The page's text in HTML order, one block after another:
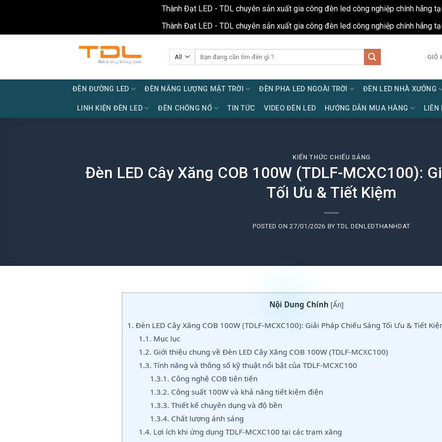
Thành Đạt LED - TDL chuyên sản xuất gia công đèn led công nghiệp chính hãng
Thành Đạt LED - TDL chuyên sản xuất gia công đèn led công nghiệp chính hãng
kiếm:
GIỎ
ĐÈN ĐƯỜNG LED ĐÈN NĂNG LƯỢNG MẶT TRỜI ĐÈN PHA LED NGOÀI TRỜI ĐÈN LED NHÀ XƯỞNG
LINH KIỆN ĐÈN LED ĐÈN CHỐNG NỔ TIN TỨC VIDEO ĐÈN LED HƯỚNG DẪN MUA HÀNG LIÊN
KIẾN THỨC CHIẾU SÁNG
Đèn LED Cây Xăng COB 100W (TDLF-MCXC100):
Tối Ưu & Tiết Kiệm
POSTED ON27/01/2026 BYTDL DENLEDTHANHDAT
Nội Dung Chính [Ẩn]
1. Đèn LED Cây Xăng COB 100W (TDLF-MCXC100): Giải Pháp Chiếu Sáng Tối Ưu & Tiết
1.1. Mục lục
1.2. Giới thiệu chung về Đèn LED Cây Xăng COB 100W (TDLF-MCXC100)
1.3. Tính năng và thông số kỹ thuật nổi bật của TDLF-MCXC100
1.3.1. Công nghệ COB tiên tiến
1.3.2. Công suất 100W và khả năng tiết kiệm điện
1.3.3. Thiết kế chuyên dụng và độ bền
1.3.4. Chất lượng ánh sáng
1.4. Lợi ích khi ứng dụng TDLF-MCXC100 tại các trạm xăng